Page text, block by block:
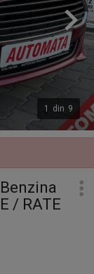
1 din 9
/ RATE